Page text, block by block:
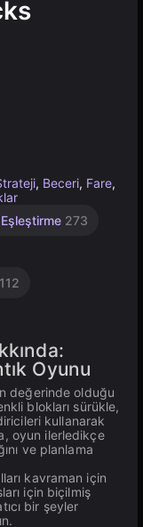
, Beceri, Fare,
273
112
Oyunu
değerinde olduğu
blokları sürükle,
kullanarak
oyun ilerledikçe
ve planlama
kavraman için
için biçilmiş
bir şeyler